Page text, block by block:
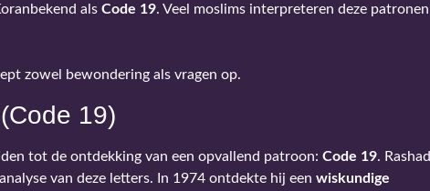
als Code 19. Veel moslims interpreteren deze patronen
zowel bewondering als vragen op.
19)
tot de ontdekking van een opvallend patroon: Code 19. Rashad
van deze letters. In 1974 ontdekte hij een wiskundige